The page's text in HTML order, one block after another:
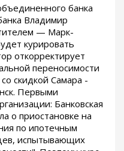
банка
Владимир
— Марк-
курировать
откорректирует
переносимости
скидкой Самара -
Первыми
Банковская
о приостановке на
по ипотечным
испытывающих